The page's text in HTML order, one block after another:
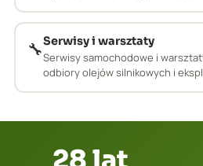
🔧Serwisy i warsztaty
Serwisy samochodowe i
odbiory olejów silnikowych i